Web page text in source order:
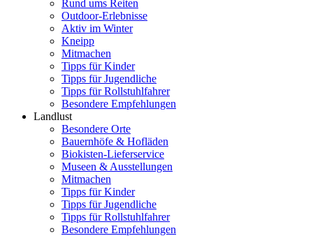
Rund ums Reiten
Outdoor-Erlebnisse
Aktiv im Winter
Kneipp
Mitmachen
Tipps für Kinder
Tipps für Jugendliche
Tipps für Rollstuhlfahrer
Besondere Empfehlungen
Landlust
Besondere Orte
Bauernhöfe & Hofläden
Biokisten-Lieferservice
Museen & Ausstellungen
Mitmachen
Tipps für Kinder
Tipps für Jugendliche
Tipps für Rollstuhlfahrer
Besondere Empfehlungen